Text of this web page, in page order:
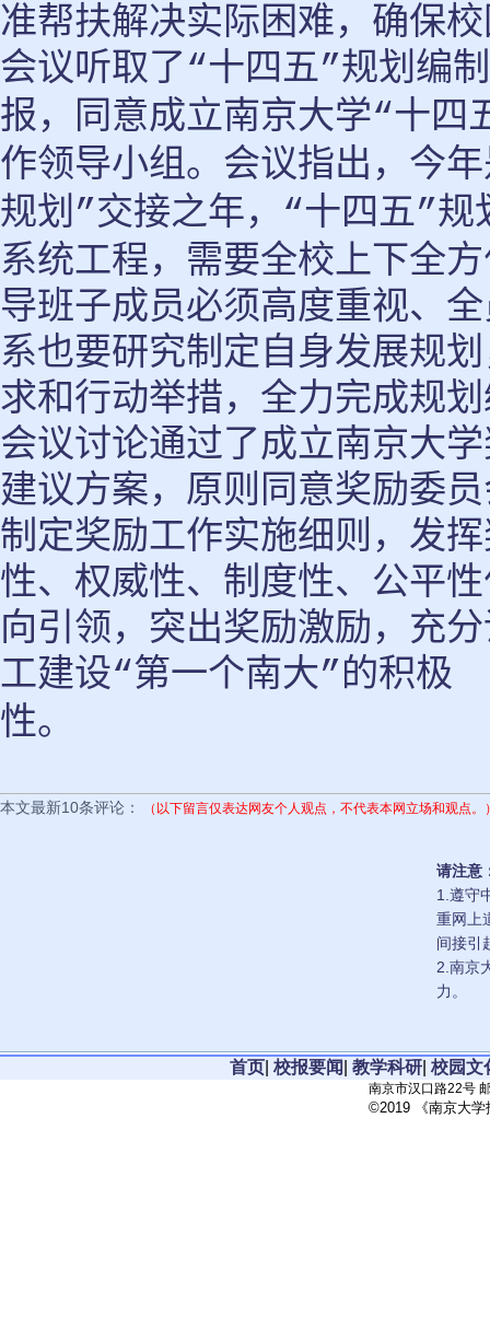
准帮扶解决实际困难，确保
会议听取了“十四五”规划编
报，同意成立南京大学“十四
作领导小组。会议指出，今
规划 ”交接之年， “十四五”规
系统工程，需要全校上下全
导班子成员必须高度重视、
系也要研究制定自身发展规
求和行动举措，全力完成规
会议讨论通过了成立南京大
建议方案，原则同意奖励委
制定奖励工作实施细则，发
性、权威性、制度性、公平
向引领，突出奖励激励，充
工建设“第一个南大”的积极
性。
本文最新10条评论： （以下留言仅表达网友个人观点，不代表本网立场和观点。
请注意
1.遵守
重网上
间接引
2.南京
力。
首页 校报要闻 教学科研 校园文
南京市汉口路22号
©2019 《南京大